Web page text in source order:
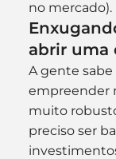
no mercado).
abrir uma
A gente
empreender
muito
preciso ser